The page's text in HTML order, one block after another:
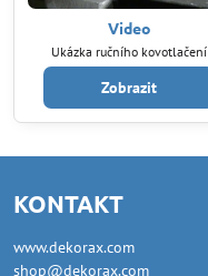
Video
Ukázka ručního kovotlačení
Zobrazit
KONTAKT
www.dekorax.com
shop@dekorax.com